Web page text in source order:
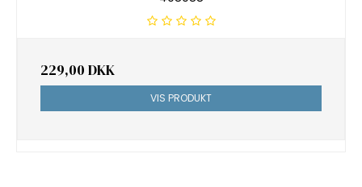
229,00 DKK
VIS PRODUKT